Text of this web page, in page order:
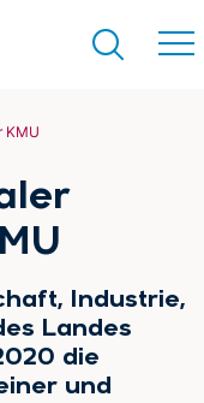
KMU
Industrie,
Landes
die
und